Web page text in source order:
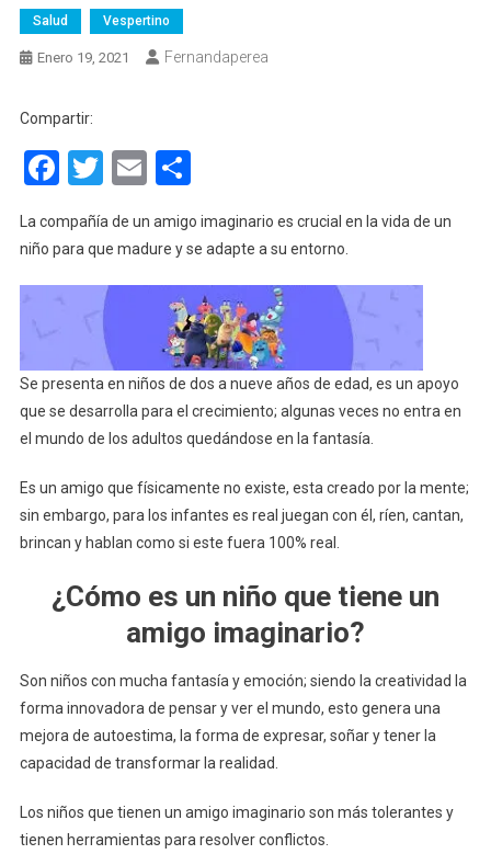
Salud Vespertino
Enero 19, 2021 Fernandaperea
Compartir:
Facebook
Twitter
EmailCompartir
La compañía de un amigo imaginario es crucial en la vida de un
niño para que madure y se adapte a su entorno.
Se presenta en niños de dos a nueve años de edad, es un apoyo
que se desarrolla para el crecimiento; algunas veces no entra en
el mundo de los adultos quedándose en la fantasía.
Es un amigo que físicamente no existe, esta creado por la mente;
sin embargo, para los infantes es real juegan con él, ríen, cantan,
brincan y hablan como si este fuera 100% real.
¿Cómo es un niño que tiene un
amigo imaginario?
Son niños con mucha fantasía y emoción; siendo la creatividad la
forma innovadora de pensar y ver el mundo, esto genera una
mejora de autoestima, la forma de expresar, soñar y tener la
capacidad de transformar la realidad.
Los niños que tienen un amigo imaginario son más tolerantes y
tienen herramientas para resolver conflictos.